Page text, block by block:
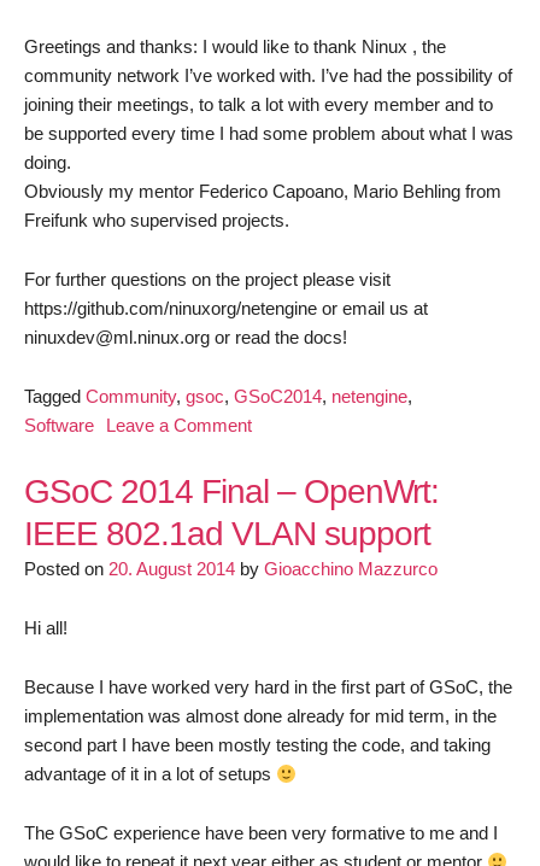
Greetings and thanks: I would like to thank Ninux , the
community network I’ve worked with. I’ve had the possibility of
joining their meetings, to talk a lot with every member and to
be supported every time I had some problem about what I was
doing.
Obviously my mentor Federico Capoano, Mario Behling from
Freifunk who supervised projects.
For further questions on the project please visit
https://github.com/ninuxorg/netengine or email us at
ninuxdev@ml.ninux.org or read the docs!
Tagged Community, gsoc, GSoC2014, netengine,
Software
Leave a Commenton
Blog
Netengine
GSoC 2014 Final – OpenWrt:
IEEE 802.1ad VLAN support
Posted on 20. August 2014 by Gioacchino Mazzurco
Hi all!
Because I have worked very hard in the first part of GSoC, the
implementation was almost done already for mid term, in the
second part I have been mostly testing the code, and taking
advantage of it in a lot of setups
The GSoC experience have been very formative to me and I